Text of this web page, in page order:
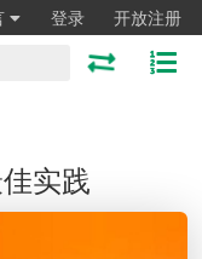
登录 开放注册
实践